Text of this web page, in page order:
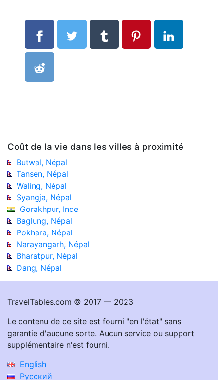
Coût de la vie dans les villes à proximité
Butwal, Népal
Tansen, Népal
Waling, Népal
Syangja, Népal
Gorakhpur, Inde
Baglung, Népal
Pokhara, Népal
Narayangarh, Népal
Bharatpur, Népal
Dang, Népal
TravelTables.com © 2017 — 2023
Le contenu de ce site est fourni "en l'état" sans
garantie d'aucune sorte. Aucun service ou support
supplémentaire n'est fourni.
English
Русский